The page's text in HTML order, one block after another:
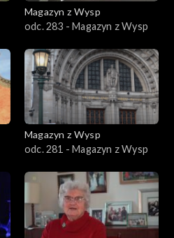
Magazyn z Wysp
odc. 283 - Magazyn z Wysp
Magazyn z Wysp
odc. 281 - Magazyn z Wysp